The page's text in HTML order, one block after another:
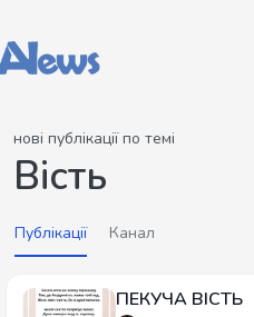
нові публікації по темі
Вість
Публікації Канал
ПЕКУЧА ВІСТЬ